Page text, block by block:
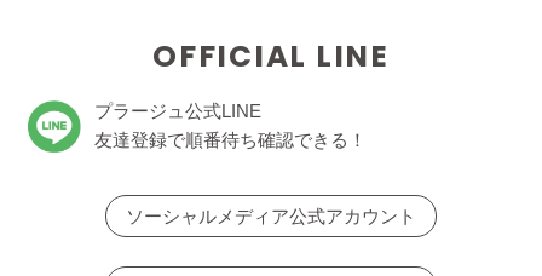
OFFICIAL LINE
プラージュ公式LINE
友達登録で順番待ち確認できる！
ソーシャルメディア公式アカウント